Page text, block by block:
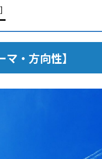
]
・方向性】